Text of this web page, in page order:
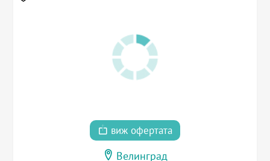
виж офертата
Велинград